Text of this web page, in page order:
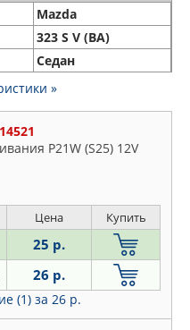
Mazda
323 S V (BA)
Седан
»
P21W (S25) 12V
Цена Купить
25 р.
26 р.
(1) за 26 р.